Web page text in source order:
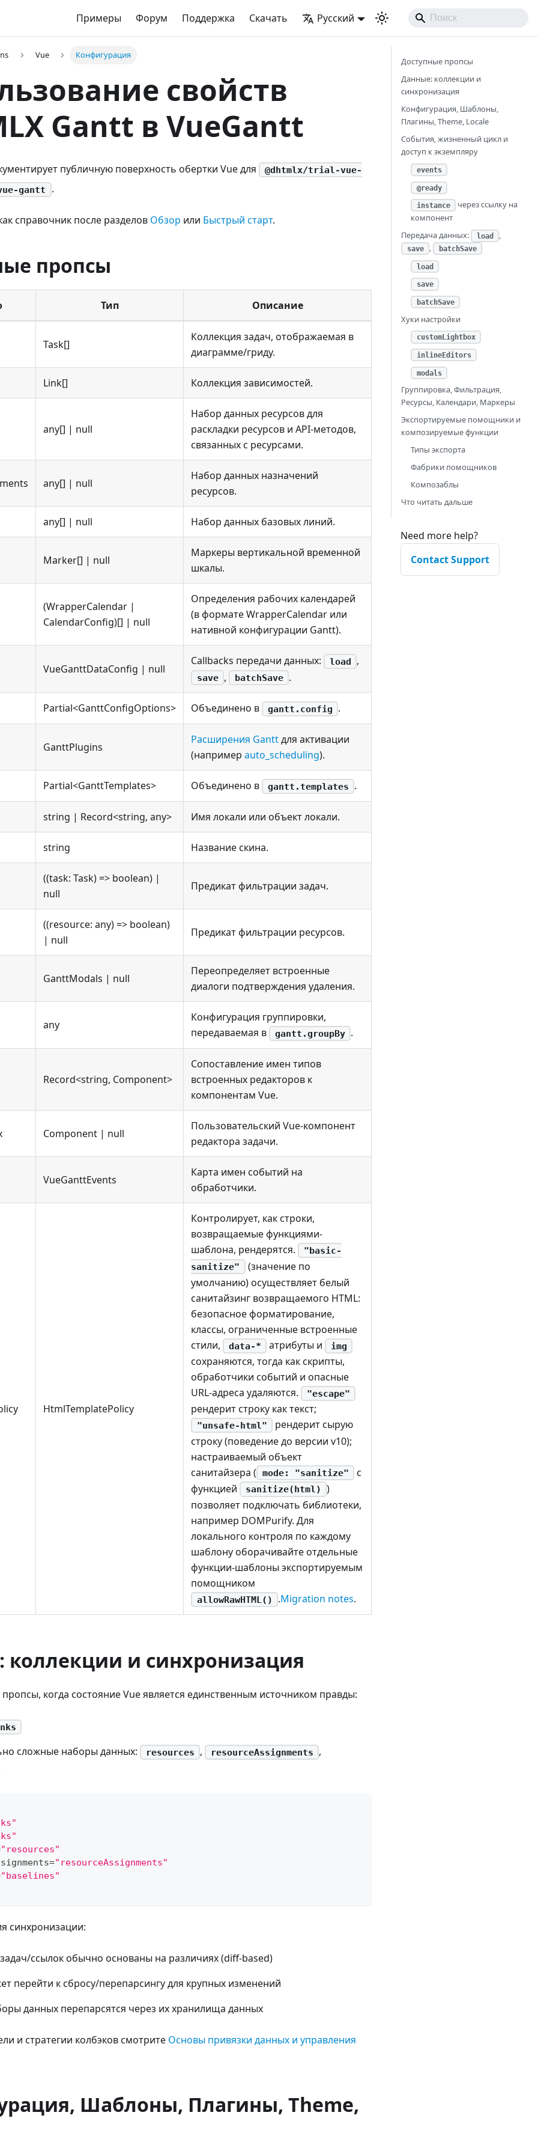
Примеры Форум Поддержка Скачать Русский
Vue Конфигурация
свойств
Gantt в VueGantt
публичную поверхность обертки Vue для
@dhtmlx/trial-vue-
gantt .
справочник после разделов Обзор или Быстрый старт.
пропсы
Тип Описание
Task[]
Коллекция задач, отображаемая в
диаграмме/гриду.
Link[] Коллекция зависимостей.
any[] | null
Набор данных ресурсов для
раскладки ресурсов и API-методов,
связанных с ресурсами.
any[] | null
Набор данных назначений
ресурсов.
any[] | null Набор данных базовых линий.
Marker[] | null
Маркеры вертикальной временной
шкалы.
(WrapperCalendar |
CalendarConfig)[] | null
Определения рабочих календарей
(в формате WrapperCalendar или
нативной конфигурации Gantt).
VueGanttDataConfig | null
Callbacks передачи данных: load ,
save , batchSave .
Partial<GanttConfigOptions> Объединено в gantt.config .
GanttPlugins
Расширения Ganttдля активации
(например auto_scheduling).
Partial<GanttTemplates> Объединено в gantt.templates .
string | Record<string, any> Имя локали или объект локали.
string Название скина.
((task: Task) => boolean) |
null
Предикат фильтрации задач.
((resource: any) => boolean)
| null
Предикат фильтрации ресурсов.
GanttModals | null
Переопределяет встроенные
диалоги подтверждения удаления.
any
Конфигурация группировки,
передаваемая в
gantt.groupBy .
Record<string, Component>
Сопоставление имен типов
встроенных редакторов к
компонентам Vue.
Component | null
Пользовательский Vue-компонент
редактора задачи.
VueGanttEvents
Карта имен событий на
обработчики.
HtmlTemplatePolicy
Контролирует, как строки,
возвращаемые функциями-
шаблона, рендерятся.
"basic-
sanitize"
(значение по
умолчанию) осуществляет белый
санитайзинг возвращаемого HTML:
безопасное форматирование,
классы, ограниченные встроенные
стили,
data-* атрибуты и img
сохраняются, тогда как скрипты,
обработчики событий и опасные
URL-адреса удаляются.
"escape"
рендерит строку как текст;
"unsafe-html"
рендерит сырую
строку (поведение до версии v10);
настраиваемый объект
санитайзера (
mode: "sanitize"
с
функцией
sanitize(html)
)
позволяет подключать библиотеки,
например DOMPurify. Для
локального контроля по каждому
шаблону оборачивайте отдельные
функции-шаблоны экспортируемым
помощником
allowRawHTML() .Migration notes.
коллекции и синхронизация
пропсы, когда состояние Vue является единственным источником правды:
сложные наборы данных: resources , resourceAssignments ,
"resources"
="resourceAssignments"
"baselines"
синхронизации:
ссылок обычно основаны на различиях (diff-based)
перейти к сбросу/перепарсингу для крупных изменений
данных перепарсятся через их хранилища данных
и стратегии колбэков смотрите Основы привязки данных и управления
Шаблоны, Плагины, Theme,
Доступные пропсы
Данные: коллекции и
синхронизация
Конфигурация, Шаблоны,
Плагины, Theme, Locale
События, жизненный цикл и
доступ к экземпляру
events
@ready
instance
через ссылку на
компонент
Передача данных:
load ,
save , batchSave
load
save
batchSave
Хуки настройки
customLightbox
inlineEditors
modals
Группировка, Фильтрация,
Ресурсы, Календари, Маркеры
Экспортируемые помощники и
композируемые функции
Типы экспорта
Фабрики помощников
Композаблы
Что читать дальше
Need more help?
Contact Support